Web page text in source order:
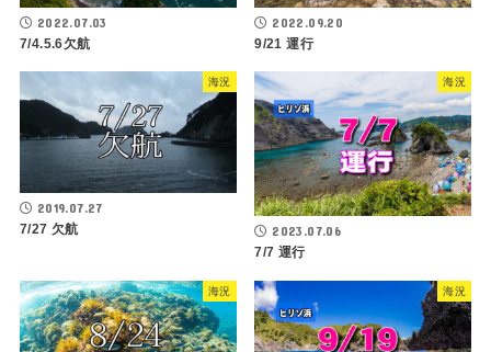
2022.07.03
7/4.5.6欠航
2022.09.20
9/21 運行
海況
2019.07.27
7/27 欠航
海況
2023.07.06
7/7 運行
海況 海況